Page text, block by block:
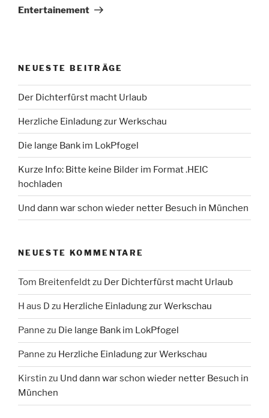
Beitrag
Entertainement
NEUESTE BEITRÄGE
Der Dichterfürst macht Urlaub
Herzliche Einladung zur Werkschau
Die lange Bank im LokPfogel
Kurze Info: Bitte keine Bilder im Format .HEIC
hochladen
Und dann war schon wieder netter Besuch in München
NEUESTE KOMMENTARE
Tom Breitenfeldtzu Der Dichterfürst macht Urlaub
H aus D zu Herzliche Einladung zur Werkschau
Panne zu Die lange Bank im LokPfogel
Panne zu Herzliche Einladung zur Werkschau
Kirstin zu Und dann war schon wieder netter Besuch in
München